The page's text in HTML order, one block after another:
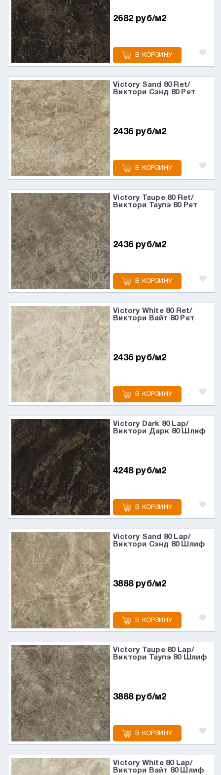
2682 руб/м2
В КОРЗИНУ
Victory Sand 80 Ret/
Виктори Сэнд 80 Рет
2436 руб/м2
В КОРЗИНУ
Victory Taupe 80 Ret/
Виктори Таупэ 80 Рет
2436 руб/м2
В КОРЗИНУ
Victory White 80 Ret/
Виктори Вайт 80 Рет
2436 руб/м2
В КОРЗИНУ
Victory Dark 80 Lap/
Виктори Дарк 80 Шлиф
4248 руб/м2
В КОРЗИНУ
Victory Sand 80 Lap/
Виктори Сэнд 80 Шлиф
3888 руб/м2
В КОРЗИНУ
Victory Taupe 80 Lap/
Виктори Таупэ 80 Шлиф
3888 руб/м2
В КОРЗИНУ
Victory White 80 Lap/
Виктори Вайт 80 Шлиф